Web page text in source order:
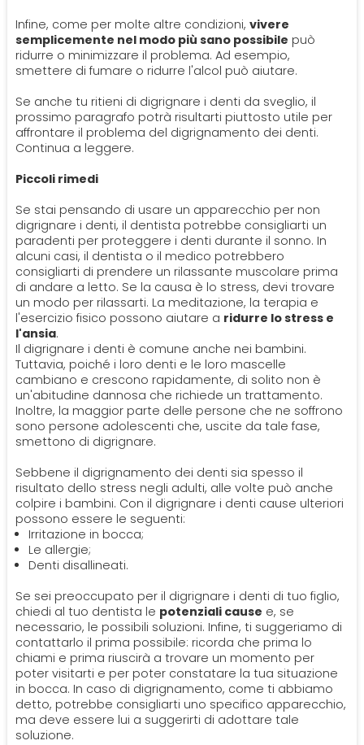
Infine, come per molte altre condizioni, vivere
semplicemente nel modo più sano possibile può
ridurre o minimizzare il problema. Ad esempio,
smettere di fumare o ridurre l'alcol può aiutare.
Se anche tu ritieni di digrignare i denti da sveglio, il
prossimo paragrafo potrà risultarti piuttosto utile per
affrontare il problema del digrignamento dei denti.
Continua a leggere.
Piccoli rimedi
Se stai pensando di usare un apparecchio per non
digrignare i denti, il dentista potrebbe consigliarti un
paradenti per proteggere i denti durante il sonno. In
alcuni casi, il dentista o il medico potrebbero
consigliarti di prendere un rilassante muscolare prima
di andare a letto. Se la causa è lo stress, devi trovare
un modo per rilassarti. La meditazione, la terapia e
l'esercizio fisico possono aiutare a ridurre lo stress e
l'ansia.
Il digrignare i denti è comune anche nei bambini.
Tuttavia, poiché i loro denti e le loro mascelle
cambiano e crescono rapidamente, di solito non è
un'abitudine dannosa che richiede un trattamento.
Inoltre, la maggior parte delle persone che ne soffrono
sono persone adolescenti che, uscite da tale fase,
smettono di digrignare.
Sebbene il digrignamento dei denti sia spesso il
risultato dello stress negli adulti, alle volte può anche
colpire i bambini. Con il digrignare i denti cause ulteriori
possono essere le seguenti:
Irritazione in bocca;
Le allergie;
Denti disallineati.
Se sei preoccupato per il digrignare i denti di tuo figlio,
chiedi al tuo dentista le potenziali cause e, se
necessario, le possibili soluzioni. Infine, ti suggeriamo di
contattarlo il prima possibile: ricorda che prima lo
chiami e prima riuscirà a trovare un momento per
poter visitarti e per poter constatare la tua situazione
in bocca. In caso di digrignamento, come ti abbiamo
detto, potrebbe consigliarti uno specifico apparecchio,
ma deve essere lui a suggerirti di adottare tale
soluzione.